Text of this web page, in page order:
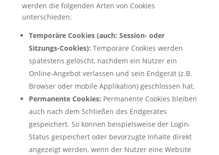
werden die folgenden Arten von Cookies
unterschieden:
Temporäre Cookies (auch: Session- oder
Sitzungs-Cookies): Temporäre Cookies werden
spätestens gelöscht, nachdem ein Nutzer ein
Online-Angebot verlassen und sein Endgerät (z.B.
Browser oder mobile Applikation) geschlossen hat.
Permanente Cookies: Permanente Cookies bleiben
auch nach dem Schließen des Endgerätes
gespeichert. So können beispielsweise der Login-
Status gespeichert oder bevorzugte Inhalte direkt
angezeigt werden, wenn der Nutzer eine Website